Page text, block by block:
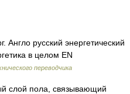
русский энергетический
в целом EN
переводчика
слой пола, связывающий